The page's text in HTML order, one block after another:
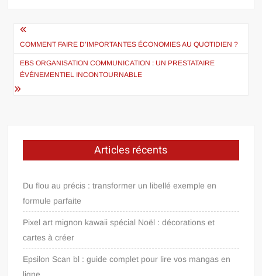
Navigation
de
l’article
COMMENT FAIRE D’IMPORTANTES ÉCONOMIES AU QUOTIDIEN ?
EBS ORGANISATION COMMUNICATION : UN PRESTATAIRE
ÉVÉNEMENTIEL INCONTOURNABLE
Articles récents
Du flou au précis : transformer un libellé exemple en
formule parfaite
Pixel art mignon kawaii spécial Noël : décorations et
cartes à créer
Epsilon Scan bl : guide complet pour lire vos mangas en
ligne